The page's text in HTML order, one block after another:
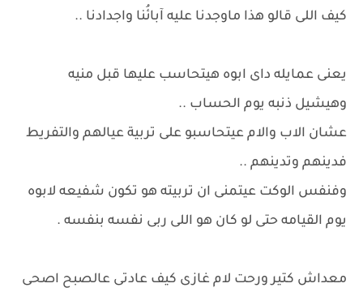
كيف اللى قالو هذا ماوجدنا عليه آبائُنا واجدادنا ..
يعنى عمايله داى ابوه هيتحاسب عليها قبل منيه
وهيشيل ذنبه يوم الحساب ..
عشان الاب والام عيتحاسبو على تربية عيالهم والتفريط
فدينهم وتدينهم ..
وفنفس الوكت عيتمنى ان تربيته هو تكون شفيعه لابوه
يوم القيامه حتى لو كان هو اللى ربى نفسه بنفسه .
معداش كتير ورحت لام غازى كيف عادتى عالصبح اصحى